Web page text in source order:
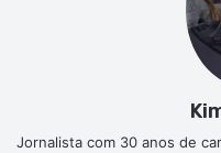
Jornalista com 30 anos de